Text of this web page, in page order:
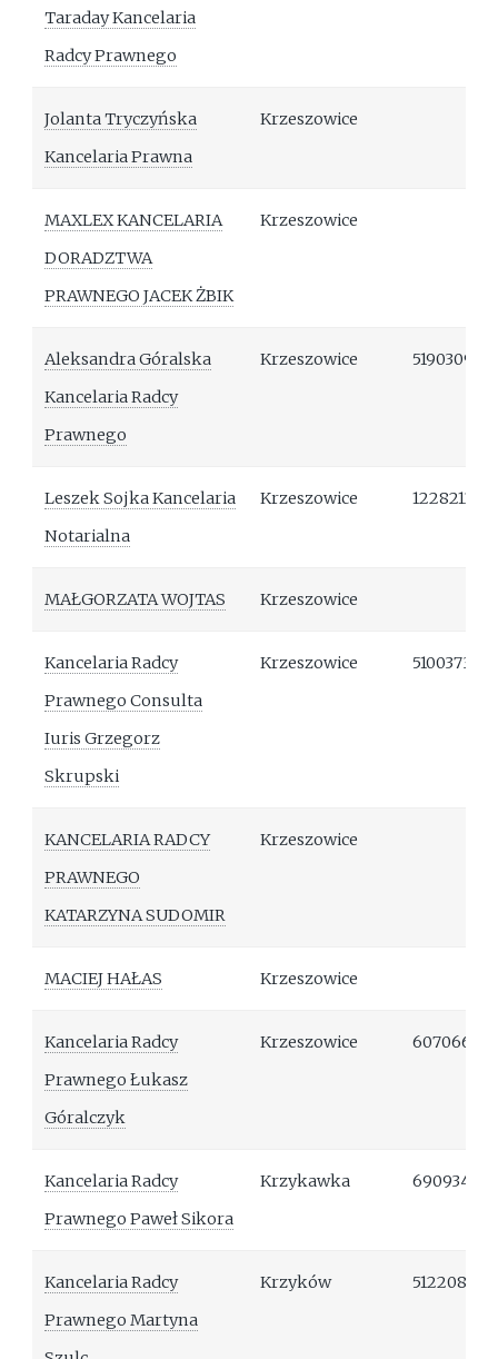
Taraday Kancelaria
Radcy Prawnego
Jolanta Tryczyńska
Kancelaria Prawna
Krzeszowice
MAXLEX KANCELARIA
DORADZTWA
PRAWNEGO JACEK ŻBIK
Krzeszowice
Aleksandra Góralska
Kancelaria Radcy
Prawnego
Krzeszowice 519030907
Leszek Sojka Kancelaria
Notarialna
Krzeszowice 122821326
MAŁGORZATA WOJTAS Krzeszowice
Kancelaria Radcy
Prawnego Consulta
Iuris Grzegorz
Skrupski
Krzeszowice 510037392
KANCELARIA RADCY
PRAWNEGO
KATARZYNA SUDOMIR
Krzeszowice
MACIEJ HAŁAS Krzeszowice
Kancelaria Radcy
Prawnego Łukasz
Góralczyk
Krzeszowice 607066761
Kancelaria Radcy
Prawnego Paweł Sikora
Krzykawka 690934219
Kancelaria Radcy
Prawnego Martyna
Krzyków 512208890